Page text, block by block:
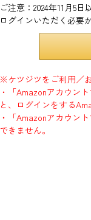
ご注意：2024年11月5
ログインいただく必要
※ケツジツをご利用／
・「Amazonアカウン
と、ログインをする
・「Amazonアカウン
できません。